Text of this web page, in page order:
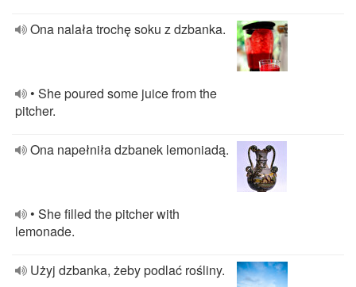
Ona nalała trochę soku z dzbanka.
• She poured some juice from the
pitcher.
Ona napełniła dzbanek lemoniadą.
• She filled the pitcher with
lemonade.
Użyj dzbanka, żeby podlać rośliny.